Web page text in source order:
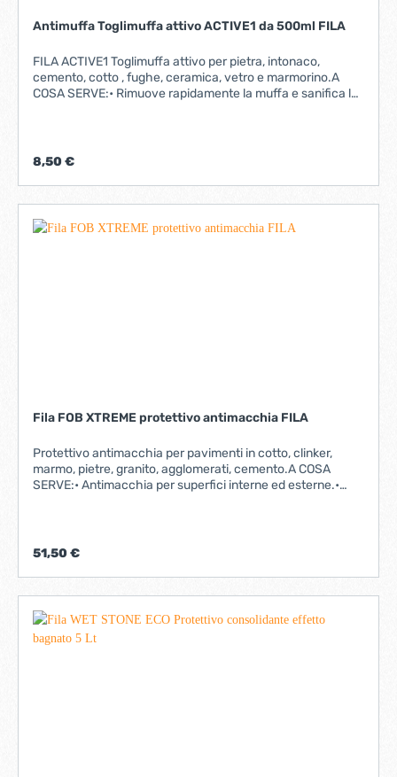
Antimuffa Toglimuffa attivo ACTIVE1 da 500ml FILA
FILA ACTIVE1 Toglimuffa attivo per pietra, intonaco,
cemento, cotto , fughe, ceramica, vetro e marmorino.A
COSA SERVE:• Rimuove rapidamente la muffa e sanifica le
può essere facilmente applicato a parete.• Azione rapida,
fughe.Il prodotto consigliato da utilizzare succesivamente
e' active 2 https://www.toolmarket.it/protettivo-attivo-
da-muffe-500ml-active2.html
8,50 €
Fila FOB XTREME protettivo antimacchia FILA
Protettivo antimacchia per pavimenti in cotto, clinker,
marmo, pietre, granito, agglomerati, cemento.A COSA
SERVE:• Antimacchia per superfici interne ed esterne.•
altera l’ingelività del cotto: testato dal Centro Ceramico di
Eccellente sul cotto arrotato rustico e marmo anticato
CONFEZIONE DA LT.1
51,50 €